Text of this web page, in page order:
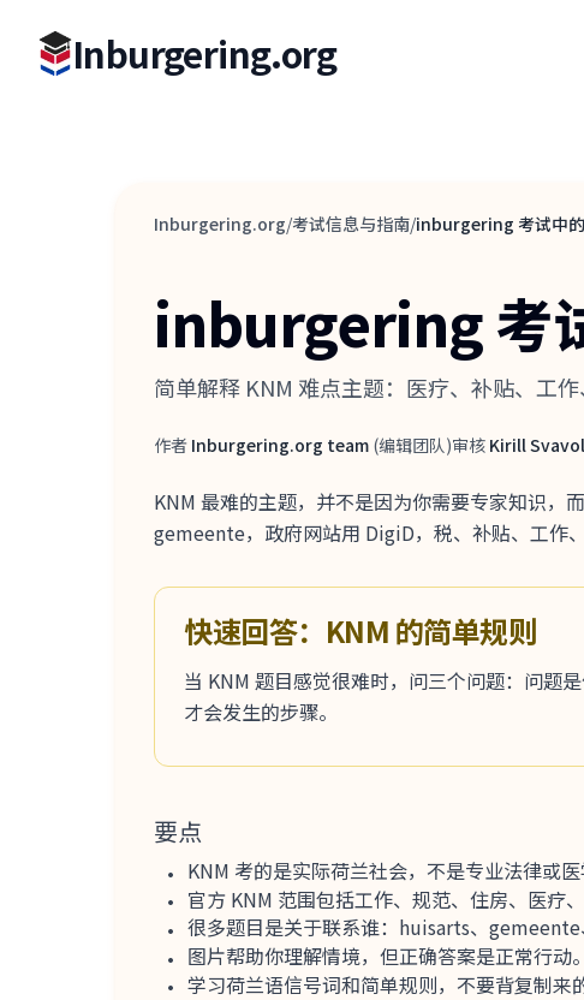
Inburgering.org
Inburgering.org/考试信息与指南/inburgering 考试中
inburgering 考
简单解释 KNM 难点主题：医疗、补贴、工
作者
作者 Inburgering.org team (编辑团队)审核人
审核 Kirill
KNM 最难的主题，并不是因为你需要专家知识，
gemeente，政府网站用 DigiD，税、补贴、工作
快速回答：KNM 的简单规则
当 KNM 题目感觉很难时，问三个问题：问题
才会发生的步骤。
要点
KNM 考的是实际荷兰社会，不是专业法律或医
官方 KNM 范围包括工作、规范、住房、医疗
很多题目是关于联系谁：huisarts、
图片帮助你理解情境，但正确答案是正常行动。
学习荷兰语信号词和简单规则，不要背复制来